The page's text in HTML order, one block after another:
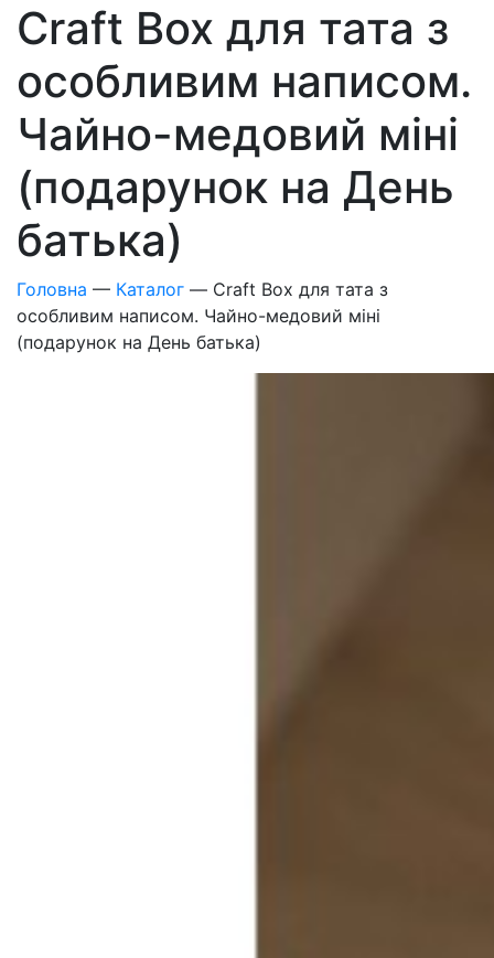
Craft Box для тата з
особливим написом.
Чайно-медовий міні
(подарунок на День
батька)
Головна — Каталог — Craft Box для тата з
особливим написом. Чайно-медовий міні
(подарунок на День батька)